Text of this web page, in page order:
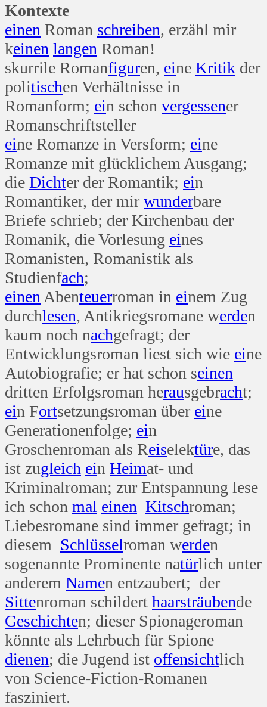
Kontexte
einen Roman schreiben, erzähl mir
keinen langen Roman!
skurrile Romanfiguren, eine Kritik der
politischen Verhältnisse in
Romanform; ein schon vergessener
Romanschriftsteller
eine Romanze in Versform; eine
Romanze mit glücklichem Ausgang;
die Dichter der Romantik; ein
Romantiker, der mir wunderbare
Briefe schrieb; der Kirchenbau der
Romanik, die Vorlesung eines
Romanisten, Romanistik als
Studienfach;
einen Abenteuerroman in einem Zug
durchlesen, Antikriegsromane werden
kaum noch nachgefragt; der
Entwicklungsroman liest sich wie eine
Autobiografie; er hat schon seinen
dritten Erfolgsroman herausgebracht;
ein Fortsetzungsroman über eine
Generationenfolge; ein
Groschenroman als Reiselektüre, das
ist zugleich ein Heimat- und
Kriminalroman; zur Entspannung lese
ich schon mal einen Kitschroman;
Liebesromane sind immer gefragt; in
diesem Schlüsselroman werden
sogenannte Prominente natürlich unter
anderem Namen entzaubert; der
Sittenroman schildert haarsträubende
Geschichten; dieser Spionageroman
könnte als Lehrbuch für Spione
dienen; die Jugend ist offensichtlich
von Science-Fiction-Romanen
fasziniert.